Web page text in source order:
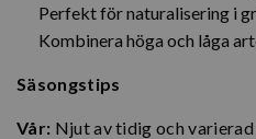
Perfekt för naturalisering i
Kombinera höga och låga
Säsongstips
Vår: Njut av tidig och